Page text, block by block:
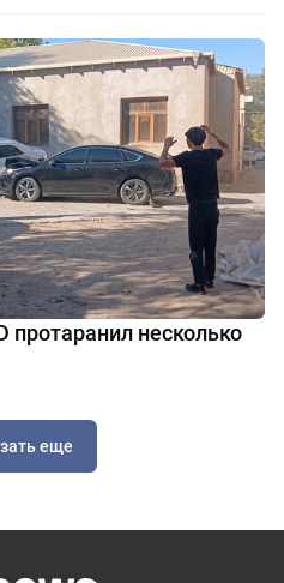
протаранил несколько
еще